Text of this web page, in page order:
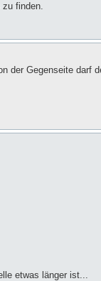
zu finden.
der Gegenseite darf
etwas länger ist...